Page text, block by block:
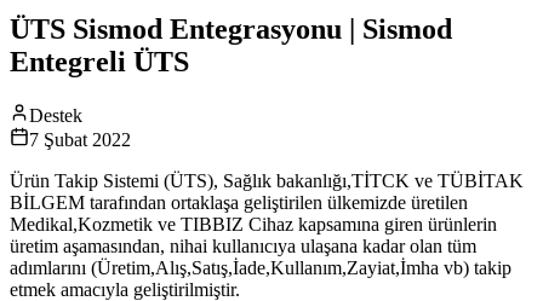
ÜTS Sismod Entegrasyonu | Sismod
Entegreli ÜTS
Destek
7 Şubat 2022
Ürün Takip Sistemi (ÜTS), Sağlık bakanlığı,TİTCK ve TÜBİTAK
BİLGEM tarafından ortaklaşa geliştirilen ülkemizde üretilen
Medikal,Kozmetik ve TIBBIZ Cihaz kapsamına giren ürünlerin
üretim aşamasından, nihai kullanıcıya ulaşana kadar olan tüm
adımlarını (Üretim,Alış,Satış,İade,Kullanım,Zayiat,İmha vb) takip
etmek amacıyla geliştirilmiştir.